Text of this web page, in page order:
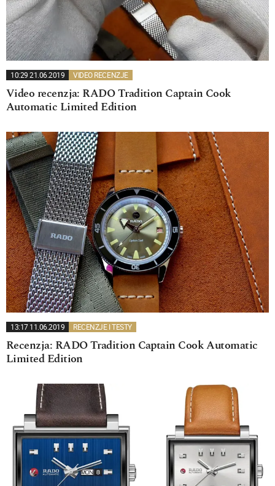
10:29 21.06.2019 VIDEO RECENZJE
Video recenzja: RADO Tradition Captain Cook
Automatic Limited Edition
13:17 11.06.2019 RECENZJE I TESTY
Recenzja: RADO Tradition Captain Cook Automatic
Limited Edition